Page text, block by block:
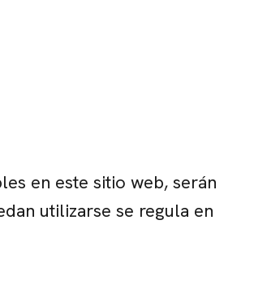
en este sitio web, serán
utilizarse se regula en